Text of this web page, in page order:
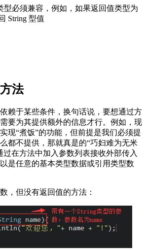
型必须兼容，例如，如果返回值类型为
String 型值
法
赖于某些条件，换句话说，要想通过方
要为其提供额外的信息才行。例如，现
现“煮饭”的功能，但前提是我们必须提
都不提供，那就真是的“巧妇难为无米
过在方法中加入参数列表接收外部传入
是任意的基本类型数据或引用类型数
，但没有返回值的方法：